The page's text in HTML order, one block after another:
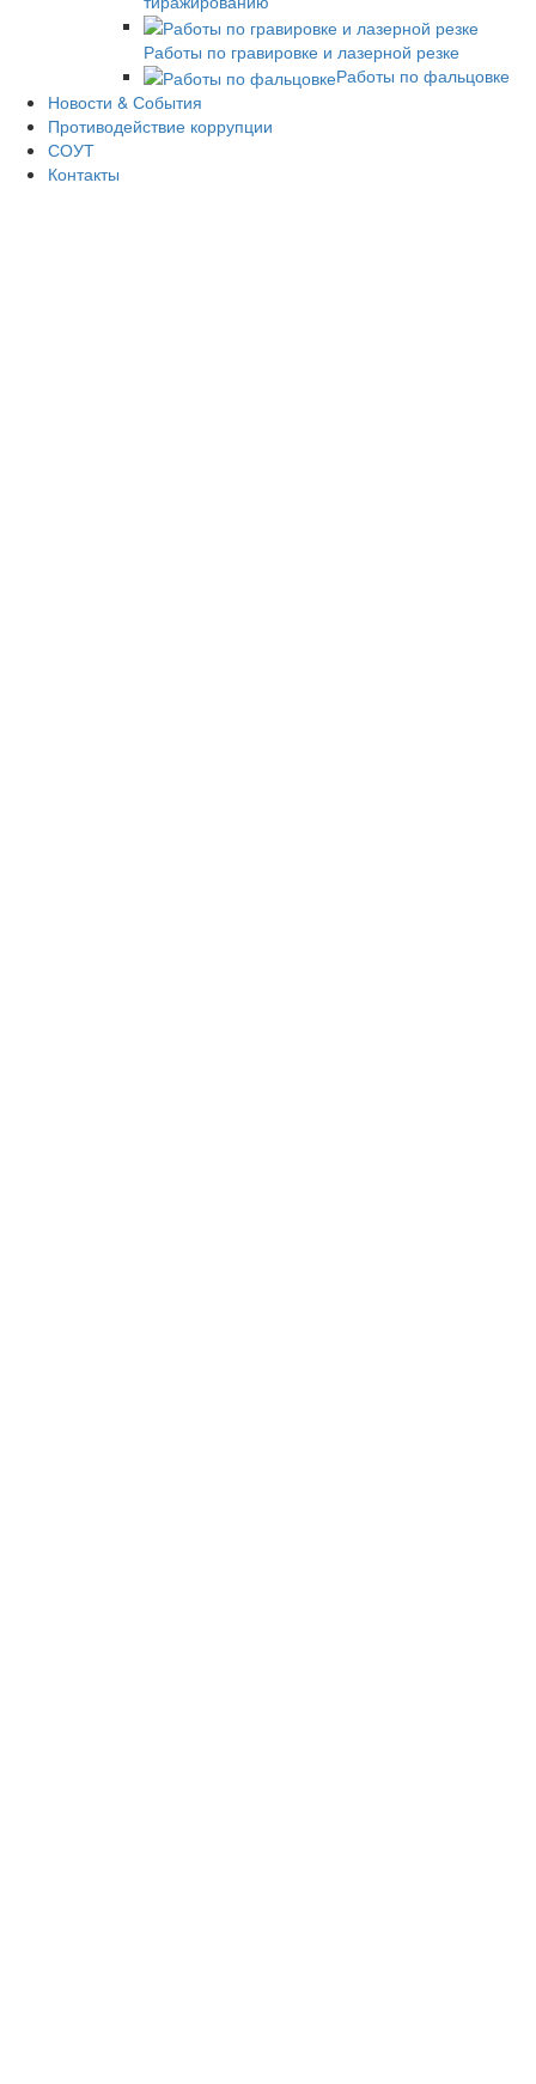
Работы по гравировке и лазерной резке
Работы по фальцовке
Новости & События
Противодействие коррупции
СОУТ
Контакты